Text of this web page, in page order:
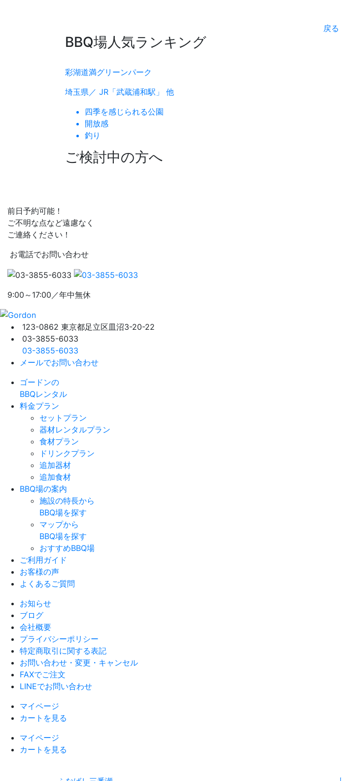
戻る
BBQ場人気ランキング
彩湖道満グリーンパーク
埼玉県／ JR「武蔵浦和駅」 他
四季を感じられる公園
開放感
釣り
ご検討中の方へ
前日予約可能！
ご不明な点など遠慮なく
ご連絡ください！
お電話でお問い合わせ
9:00～17:00／年中無休
123-0862 東京都足立区皿沼3-20-22
03-3855-6033
03-3855-6033
メールでお問い合わせ
ゴードンの
BBQレンタル
料金プラン
セットプラン
器材レンタルプラン
食材プラン
ドリンクプラン
追加器材
追加食材
BBQ場の案内
施設の特長から
BBQ場を探す
マップから
BBQ場を探す
おすすめBBQ場
ご利用ガイド
お客様の声
よくあるご質問
お知らせ
ブログ
会社概要
プライバシーポリシー
特定商取引に関する表記
お問い合わせ・変更・キャンセル
FAXでご注文
LINEでお問い合わせ
マイページ
カートを見る
マイページ
カートを見る